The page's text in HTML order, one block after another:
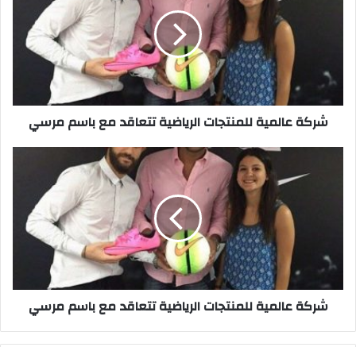
باسم
مرسي
شركة عالمية للمنتجات الرياضية تتعاقد مع باسم مرسي
باسم
مرسي
شركة عالمية للمنتجات الرياضية تتعاقد مع باسم مرسي